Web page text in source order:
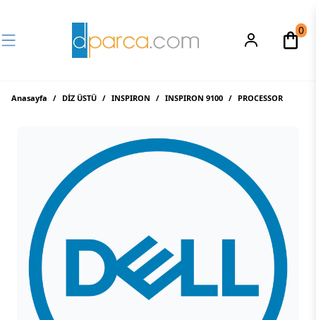
0
Anasayfa / DİZ ÜSTÜ / INSPIRON / INSPIRON 9100 / PROCESSOR